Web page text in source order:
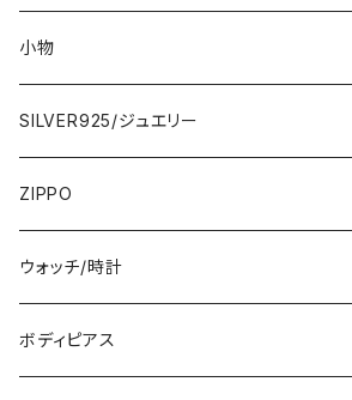
3000円
5000円
7000円
ロング・マキシ
ひざ・ミディ
トップス・カーディガン・アウター
カーディガン
イタリア製ジャケット
スカート・パンツ
大判ストール・ロングスカーフ
小さめスカーフ
コットンストール・スカーフ
冬物・マフラー
小物
SILVER925/ジュエリー
指輪・リング
ネックレス・ペンダントトップ
ピアス・イヤリング
ZIPPO
ウォッチ/時計
ボディピアス